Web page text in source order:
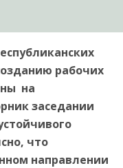
рабочих
на
заседании
что
направлении